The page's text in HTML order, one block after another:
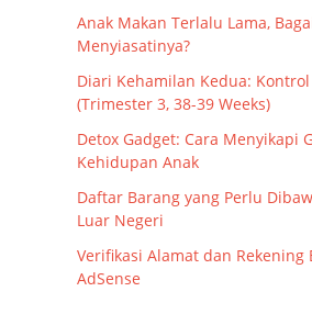
Anak Makan Terlalu Lama,
Menyiasatinya?
Diari Kehamilan Kedua:
(Trimester 3, 38-39 Weeks)
Detox Gadget: Cara Menyikapi
Kehidupan Anak
Daftar Barang yang Perlu
Luar Negeri
Verifikasi Alamat dan Rekening
AdSense